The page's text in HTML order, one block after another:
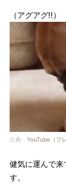
（アグアグ!!）
出典： YouTube（フ
健気に運んで
す。